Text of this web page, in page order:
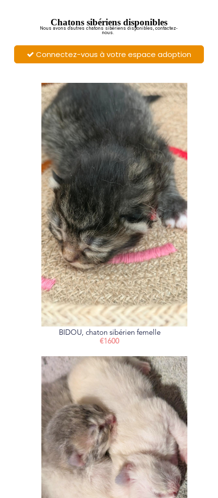
Chatons sibériens disponibles
Nous avons d'autres chatons sibériens disponibles, contactez-
nous.
 Connectez-vous à votre espace adoption
BIDOU, chaton sibérien femelle
€1600